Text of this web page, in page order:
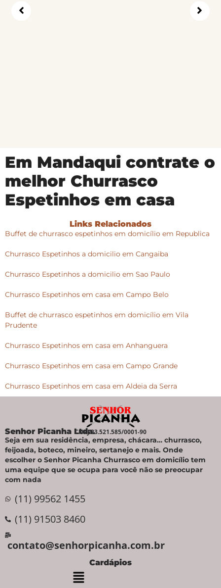
Em Mandaqui contrate o
melhor Churrasco
Espetinhos em casa
Links Relacionados
Buffet de churrasco espetinhos em domicílio em Republica
Churrasco Espetinhos a domicilio em Cangaiba
Churrasco Espetinhos a domicilio em Sao Paulo
Churrasco Espetinhos em casa em Campo Belo
Buffet de churrasco espetinhos em domicílio em Vila
Prudente
Churrasco Espetinhos em casa em Anhanguera
Churrasco Espetinhos em casa em Campo Grande
Churrasco Espetinhos em casa em Aldeia da Serra
Senhor Picanha Ltda.CNPJ 23.521.585/0001-90
Seja em sua residência, empresa, chácara… churrasco,
feijoada, boteco, mineiro, sertanejo e mais. Onde
escolher o Senhor Picanha Churrasco em domicílio tem
uma equipe que se ocupa para você não se preocupar
com nada
(11) 99562 1455
(11) 91503 8460
contato@senhorpicanha.com.br
Cardápios